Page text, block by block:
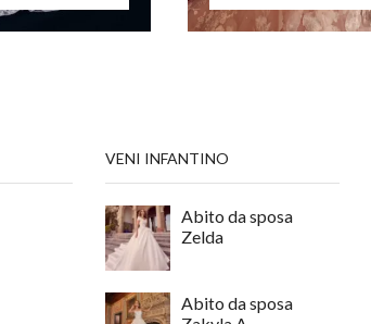
VENI INFANTINO
Abito da sposa
Zelda
Abito da sposa